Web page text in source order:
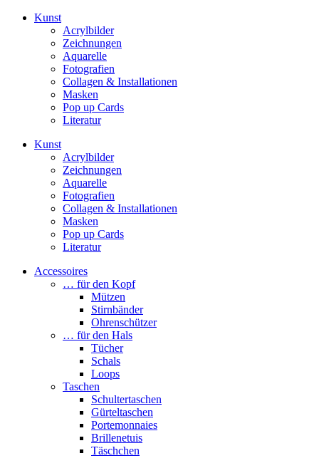
Kunst
Acrylbilder
Zeichnungen
Aquarelle
Fotografien
Collagen & Installationen
Masken
Pop up Cards
Literatur
Kunst
Acrylbilder
Zeichnungen
Aquarelle
Fotografien
Collagen & Installationen
Masken
Pop up Cards
Literatur
Accessoires
… für den Kopf
Mützen
Stirnbänder
Ohrenschützer
… für den Hals
Tücher
Schals
Loops
Taschen
Schultertaschen
Gürteltaschen
Portemonnaies
Brillenetuis
Täschchen